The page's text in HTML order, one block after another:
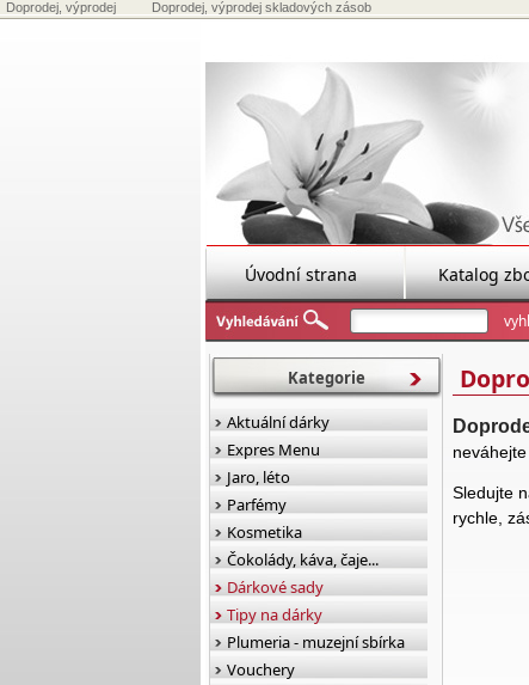
Doprodej, výprodej Doprodej, výprodej skladových zásob
Úvodní strana Katalog
Sledujte
rychle,
Kategorie
Aktuální dárky
Expres Menu
Jaro, léto
Parfémy
Kosmetika
Čokolády, káva, čaje...
Dárkové sady
Tipy na dárky
Plumeria - muzejní sbírka
Vouchery